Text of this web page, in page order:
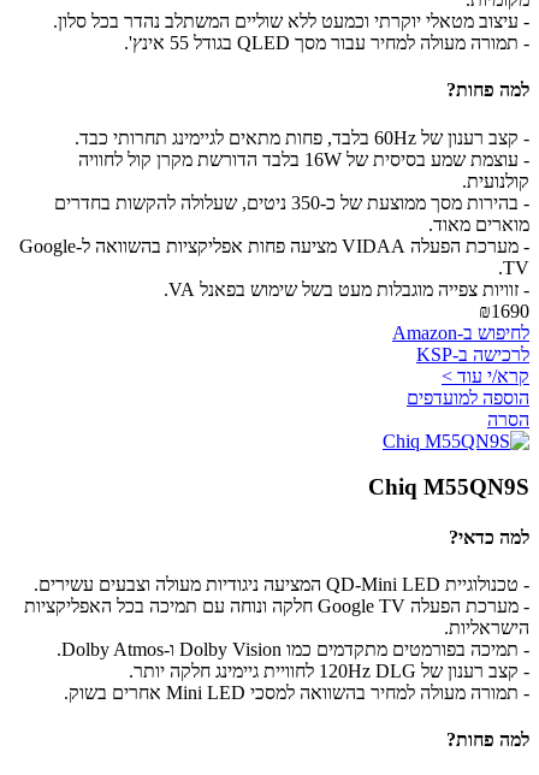
- עיצוב מטאלי יוקרתי וכמעט ללא שוליים המשתלב נהדר בכל סלון.
- תמורה מעולה למחיר עבור מסך QLED בגודל 55 אינץ'.
למה פחות?
- קצב רענון של 60Hz בלבד, פחות מתאים לגיימינג תחרותי כבד.
- עוצמת שמע בסיסית של 16W בלבד הדורשת מקרן קול לחוויה
קולנועית.
- בהירות מסך ממוצעת של כ-350 ניטים, שעלולה להקשות בחדרים
מוארים מאוד.
- מערכת הפעלה VIDAA מציעה פחות אפליקציות בהשוואה ל-Google
TV.
- זוויות צפייה מוגבלות מעט בשל שימוש בפאנל VA.
₪1690
לחיפוש ב-Amazon
לרכישה ב-KSP
קרא/י עוד >
הוספה למועדפים
הסרה
Chiq M55QN9S
למה כדאי?
- טכנולוגיית QD-Mini LED המציעה ניגודיות מעולה וצבעים עשירים.
- מערכת הפעלה Google TV חלקה ונוחה עם תמיכה בכל האפליקציות
הישראליות.
- תמיכה בפורמטים מתקדמים כמו Dolby Vision ו-Dolby Atmos.
- קצב רענון של 120Hz DLG לחוויית גיימינג חלקה יותר.
- תמורה מעולה למחיר בהשוואה למסכי Mini LED אחרים בשוק.
למה פחות?